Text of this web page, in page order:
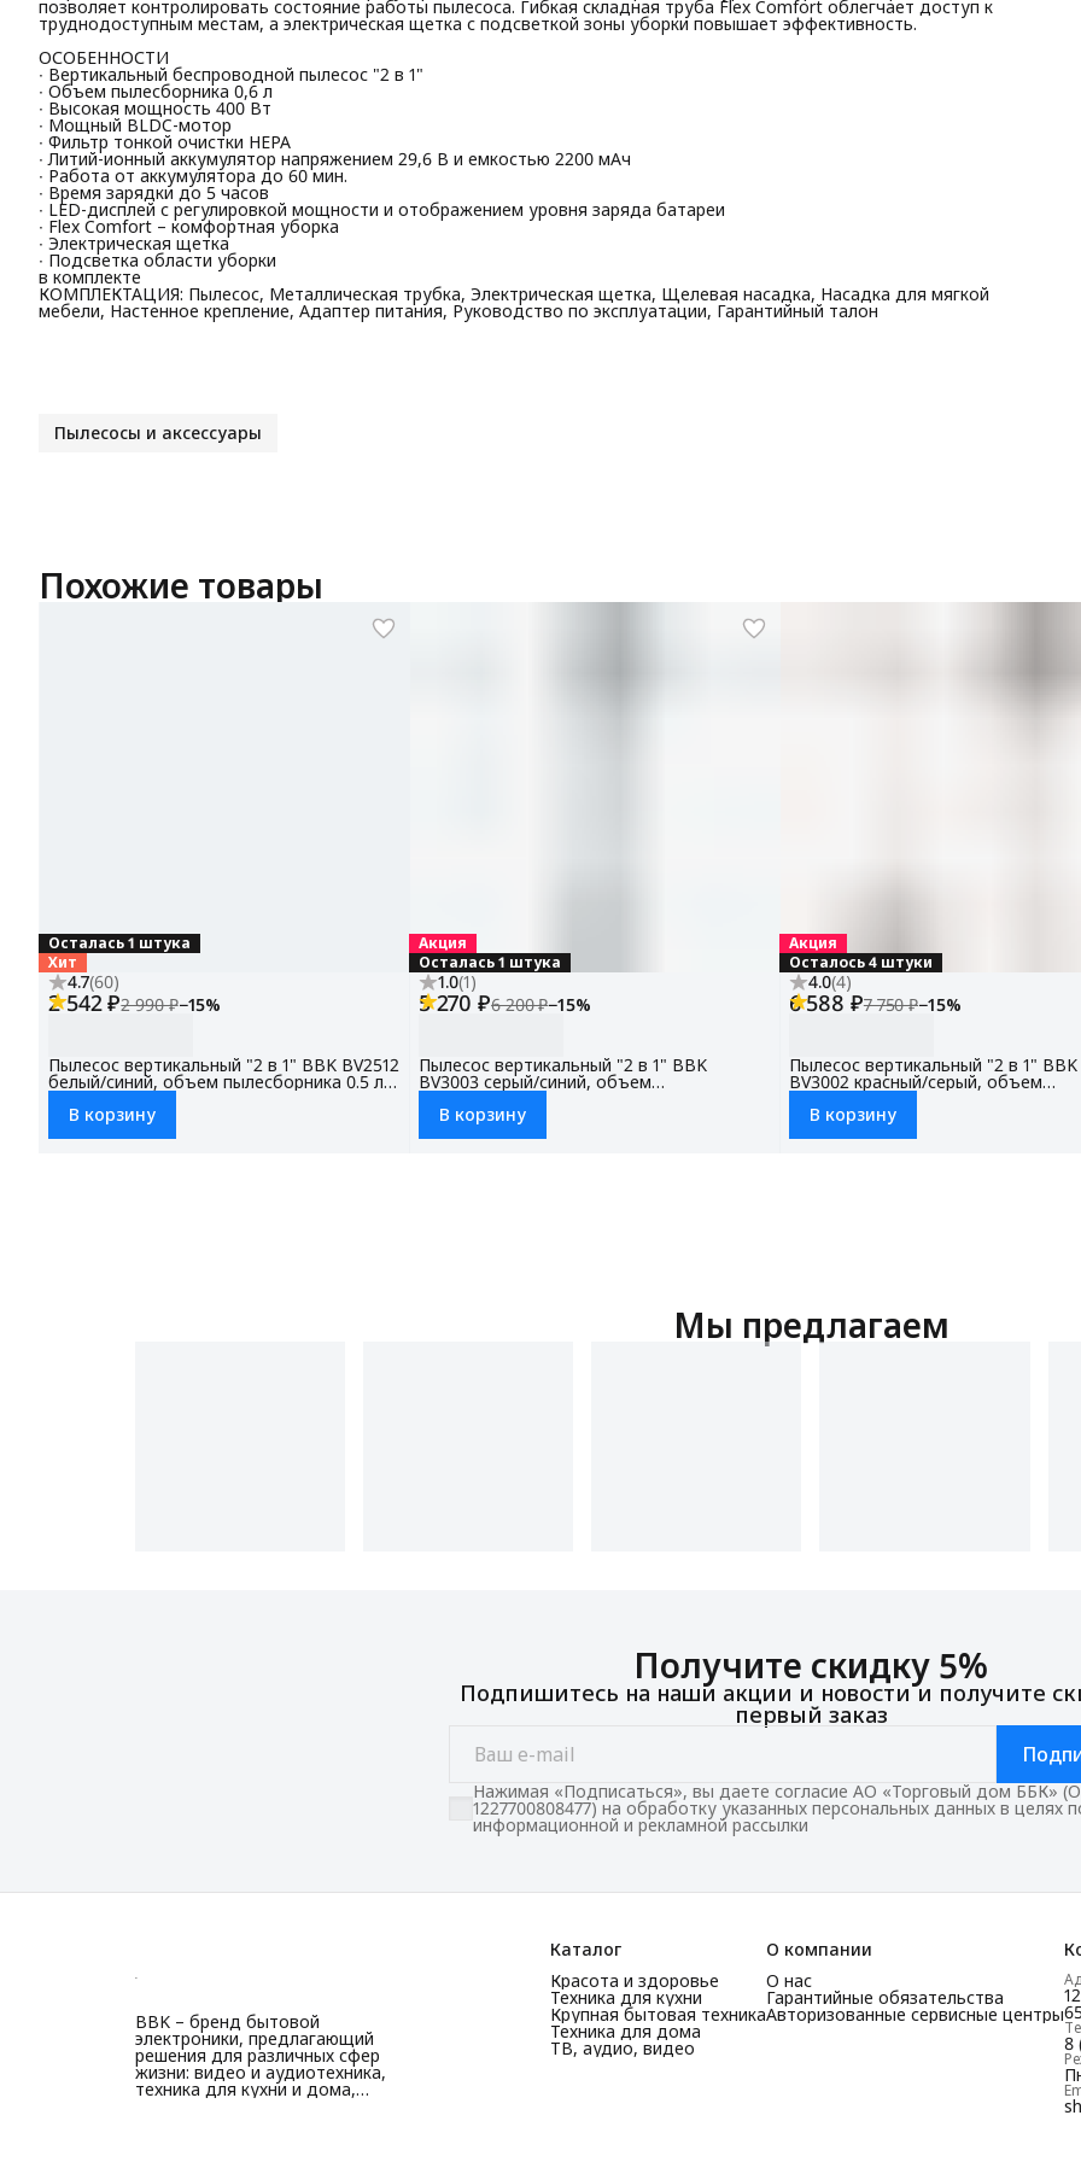
в комплекте
КОМПЛЕКТАЦИЯ: Пылесос, Металлическая трубка,
позволяет контролировать состояние работы пылесоса. Гибкая складная труба Flex Comfort облегчает доступ к
труднодоступным местам, а электрическая щетка с подсветкой зоны уборки повышает эффективность.
ОСОБЕННОСТИ
∙ Вертикальный беспроводной пылесос "2 в 1"
∙ Объем пылесборника 0,6 л
∙ Высокая мощность 400 Вт
∙ Мощный BLDC-мотор
∙ Фильтр тонкой очистки HEPA
∙ Литий-ионный аккумулятор напряжением 29,6 В и емкостью 2200 мАч
∙ Работа от аккумулятора до 60 мин.
∙ Время зарядки до 5 часов
∙ LED-дисплей с регулировкой мощности и отображением уровня заряда батареи
∙ Flex Comfort – комфортная уборка
∙ Электрическая щетка
∙ Подсветка области уборки
в комплекте
КОМПЛЕКТАЦИЯ: Пылесос, Металлическая трубка, Электрическая щетка, Щелевая насадка, Насадка для мягкой
мебели, Настенное крепление, Адаптер питания, Руководство по эксплуатации, Гарантийный талон
Пылесосы и аксессуары
Похожие товары
Осталась 1 штука
Хит
4.7(60)
2 542 ₽2 990 ₽−15%
Пылесос вертикальный "2 в 1" BBK BV2512
белый/синий, объем пылесборника 0.5 л,
мощность всасывания 100 Вт, НЕРА
фильтр (FBV12H), 3 насадки в комплекте
В корзину
Акция
Осталась 1 штука
1.0(1)
5 270 ₽6 200 ₽−15%
Пылесос вертикальный "2 в 1" BBK
BV3003 серый/синий, объем
пылесборника 0.8 л, мощность
всасывания 60 Вт, НЕРА фильтр, 3
насадки в комплекте
В корзину
Акция
Осталось 4 штуки
4.0(4)
6 588 ₽7 750 ₽−15%
Пылесос вертикальный "2 в 1" BBK
BV3002 красный/серый, объем
пылесборника 0.8 л, мощность
всасывания 150 Вт, НЕРА фильтр, 3
насадки в комплекте
В корзину
Мы предлагаем
Получите скидку 5%
Подпишитесь на наши акции и новости и получите
первый заказ
Нажимая «Подписаться», вы даете согласие АО «Торговый дом ББК»
1227700808477) на обработку указанных персональных данных в целях
информационной и рекламной рассылки
BBK – бренд бытовой
электроники, предлагающий
решения для различных сфер
жизни: видео и аудиотехника,
техника для кухни и дома,
красоты и здоровья.
Каталог
Красота и здоровье
Техника для кухни
Крупная бытовая техника
Техника для дома
ТВ, аудио, видео
О компании
О нас
Гарантийные обязательства
Авторизованные сервисные центры
8